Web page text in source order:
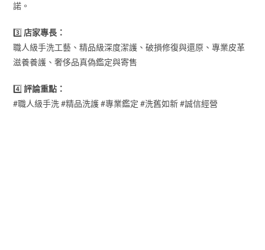
諾。
3️⃣ 店家專長：
職人級手洗工藝、精品級深度潔護、破損修復與還原、專業皮革
滋養養護、奢侈品真偽鑑定與寄售
4️⃣評論重點：
#職人級手洗 #精品洗護 #專業鑑定 #洗舊如新 #誠信經營